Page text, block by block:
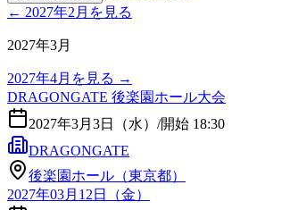
← 2027年2月 を見る
2027年3月
2027年4月 を見る →
DRAGONGATE 後楽園ホール大会
2027年3月3日（水） /開始 18:30
DRAGONGATE
後楽園ホール（東京都）
2027年03月12日（金）